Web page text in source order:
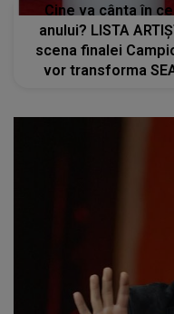
Cine va cânta în
anului? LISTA
scena finalei
vor transforma